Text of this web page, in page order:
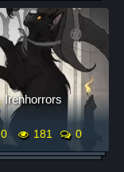
Irenhorrors
0 181 0